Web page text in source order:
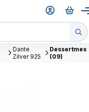
Dante
Zilver 925
Dessertmes
(09)